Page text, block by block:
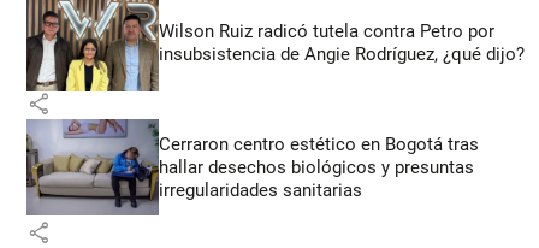
Wilson Ruiz radicó tutela contra Petro por
insubsistencia de Angie Rodríguez, ¿qué dijo?
share
Cerraron centro estético en Bogotá tras
hallar desechos biológicos y presuntas
irregularidades sanitarias
share